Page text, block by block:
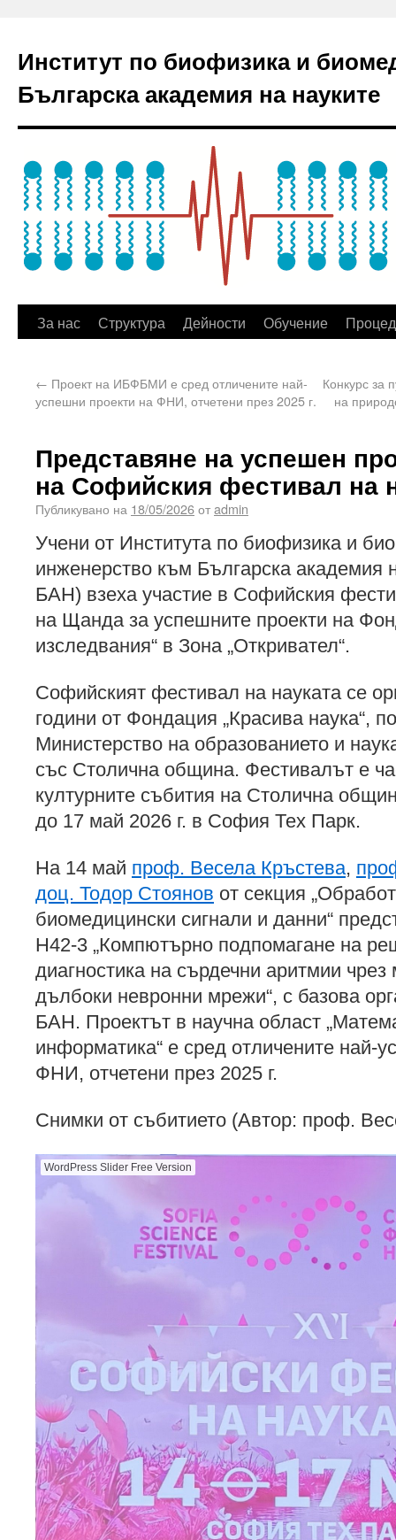
Институт по биофизика и
Българска академия на науките
За нас Структура Дейности Обучение
← Проект на ИБФБМИ е сред отличените най-
успешни проекти на ФНИ, отчетени през 2025 г.
Конкурс за
на
Представяне на успешен
на Софийския фестивал на
Публикувано на 18/05/2026отadmin
Учени от Института по биофизика и
инженерство към Българска
БАН) взеха участие в Софийския
на Щанда за успешните проекти на
изследвания“ в Зона „Откривател“.
Софийският фестивал на науката се
години от Фондация „Красива наука“,
Министерство на образованието и
със Столична община. Фестивалът е
културните събития на Столична
до 17 май 2026 г. в София Тех Парк.
На 14 май проф. Весела Кръстева,
доц. Тодор Стоянов от секция
биомедицински сигнали и данни“
Н42-3 „Компютърно подпомагане на
диагностика на сърдечни аритмии
дълбоки невронни мрежи“, с базова
БАН. Проектът в научна област
информатика“ е сред отличените най-
ФНИ, отчетени през 2025 г.
Снимки от събитието (Автор: проф.
WordPress Slider Free Version